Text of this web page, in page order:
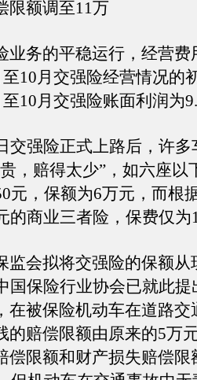
额调至11万
务的平稳运行，经营费
10月交强险经营情况的
10月交强险账面利润为
强险正式上路后，许多
，赔得太少”，如六座以
元，保额为6万元，而根
的商业三者险，保费仅为
会拟将交强险的保额从
国保险行业协会已就此
在被保险机动车在道路交
的赔偿限额由原来的5万
偿限额和财产损失赔偿限